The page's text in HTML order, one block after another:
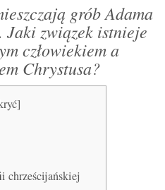
grób Adama
związek istnieje
człowiekiem a
Chrystusa?
]
chrześcijańskiej